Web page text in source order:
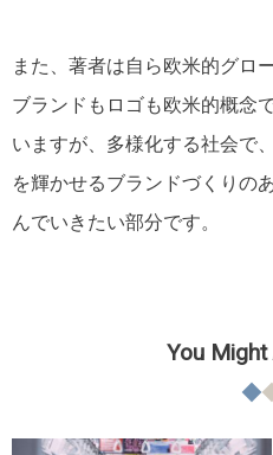
また、著者は自ら欧米的グロ
ブランドもロゴも欧米的概念
いますが、多様化する社会で
を輝かせるブランドづくりの
んでいきたい部分です。
You